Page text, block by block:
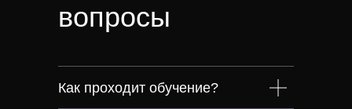
вопросы
Как проходит обучение?